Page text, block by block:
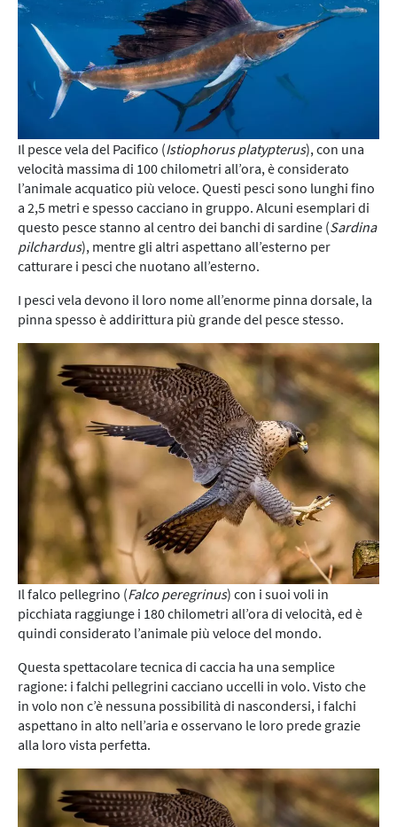
Il pesce vela del Pacifico (Istiophorus platypterus), con una
velocità massima di 100 chilometri all’ora, è considerato
l’animale acquatico più veloce. Questi pesci sono lunghi fino
a 2,5 metri e spesso cacciano in gruppo. Alcuni esemplari di
questo pesce stanno al centro dei banchi di sardine (Sardina
pilchardus), mentre gli altri aspettano all’esterno per
catturare i pesci che nuotano all’esterno.
I pesci vela devono il loro nome all’enorme pinna dorsale, la
pinna spesso è addirittura più grande del pesce stesso.
Il falco pellegrino (Falco peregrinus) con i suoi voli in
picchiata raggiunge i 180 chilometri all’ora di velocità, ed è
quindi considerato l’animale più veloce del mondo.
Questa spettacolare tecnica di caccia ha una semplice
ragione: i falchi pellegrini cacciano uccelli in volo. Visto che
in volo non c’è nessuna possibilità di nascondersi, i falchi
aspettano in alto nell’aria e osservano le loro prede grazie
alla loro vista perfetta.